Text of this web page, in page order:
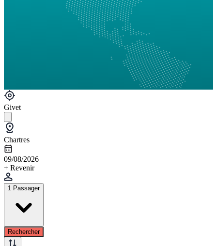
Givet
Chartres
09/08/2026
+ Revenir
1 Passager
Rechercher